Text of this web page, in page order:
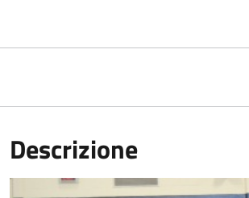
Descrizione